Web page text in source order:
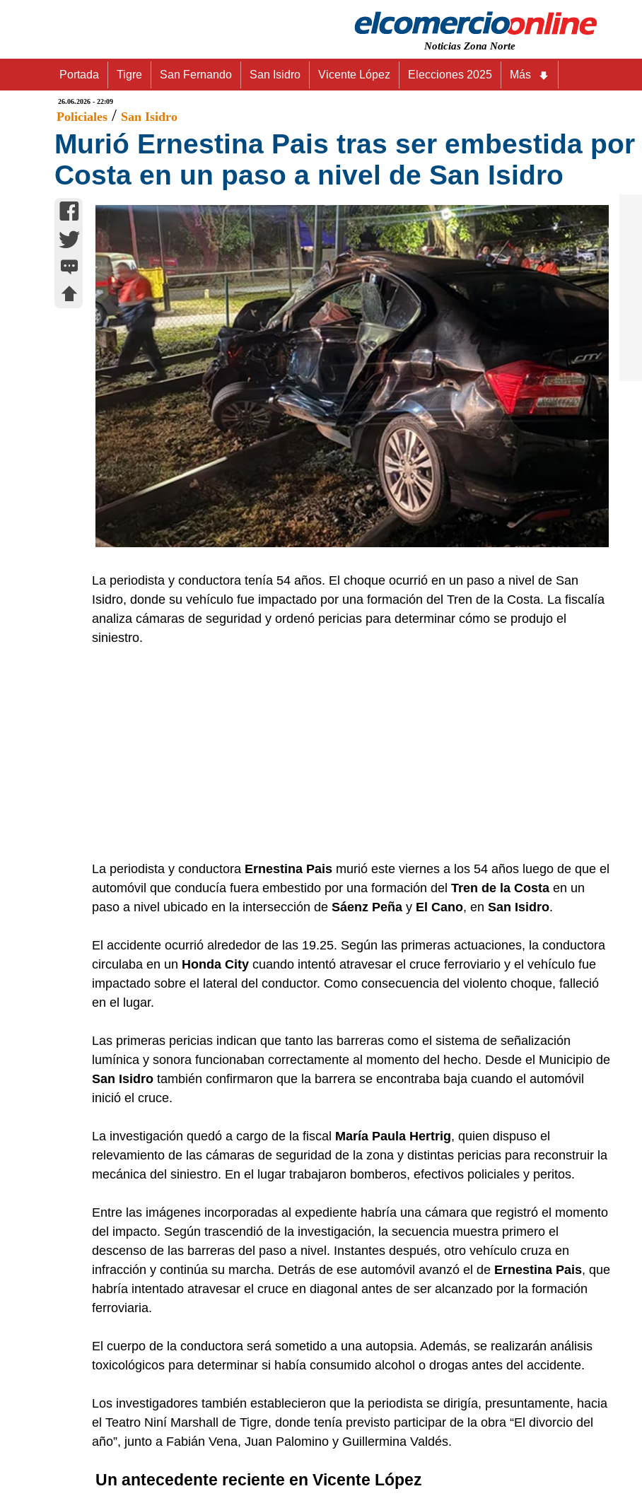
Noticias Zona Norte
Portada Tigre San Fernando San Isidro Vicente López Elecciones 2025 Más
26.06.2026 - 22:09
Policiales / San Isidro
Murió Ernestina Pais tras ser embestida por
Costa en un paso a nivel de San Isidro
La periodista y conductora tenía 54 años. El choque ocurrió en un paso a nivel de San
Isidro, donde su vehículo fue impactado por una formación del Tren de la Costa. La fiscalía
analiza cámaras de seguridad y ordenó pericias para determinar cómo se produjo el
siniestro.
La periodista y conductora Ernestina Pais murió este viernes a los 54 años luego de que el
automóvil que conducía fuera embestido por una formación del Tren de la Costa en un
paso a nivel ubicado en la intersección de Sáenz Peña y El Cano, en San Isidro.
El accidente ocurrió alrededor de las 19.25. Según las primeras actuaciones, la conductora
circulaba en un Honda City cuando intentó atravesar el cruce ferroviario y el vehículo fue
impactado sobre el lateral del conductor. Como consecuencia del violento choque, falleció
en el lugar.
Las primeras pericias indican que tanto las barreras como el sistema de señalización
lumínica y sonora funcionaban correctamente al momento del hecho. Desde el Municipio de
San Isidro también confirmaron que la barrera se encontraba baja cuando el automóvil
inició el cruce.
La investigación quedó a cargo de la fiscal María Paula Hertrig, quien dispuso el
relevamiento de las cámaras de seguridad de la zona y distintas pericias para reconstruir la
mecánica del siniestro. En el lugar trabajaron bomberos, efectivos policiales y peritos.
Entre las imágenes incorporadas al expediente habría una cámara que registró el momento
del impacto. Según trascendió de la investigación, la secuencia muestra primero el
descenso de las barreras del paso a nivel. Instantes después, otro vehículo cruza en
infracción y continúa su marcha. Detrás de ese automóvil avanzó el de Ernestina Pais, que
habría intentado atravesar el cruce en diagonal antes de ser alcanzado por la formación
ferroviaria.
El cuerpo de la conductora será sometido a una autopsia. Además, se realizarán análisis
toxicológicos para determinar si había consumido alcohol o drogas antes del accidente.
Los investigadores también establecieron que la periodista se dirigía, presuntamente, hacia
el Teatro Niní Marshall de Tigre, donde tenía previsto participar de la obra “El divorcio del
año”, junto a Fabián Vena, Juan Palomino y Guillermina Valdés.
Un antecedente reciente en Vicente López